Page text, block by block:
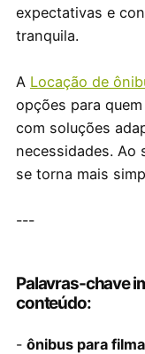
expectativas e
tranquila.
A Locação de
opções para
com soluções
necessidades. Ao
se torna mais
---
Palavras-chave
conteúdo:
- ônibus para